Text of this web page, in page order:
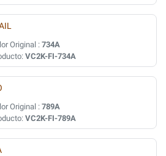
Original :734A
VC2K-FI-734A
Original :789A
VC2K-FI-789A